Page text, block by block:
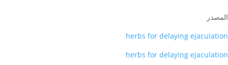
المصدر
herbs for delaying ejaculation
herbs for delaying ejaculation